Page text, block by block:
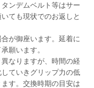
ンデムベルト等はサー
ても現状でのお返しと
が御座います。延着に
願います。
なりますが、時間の経
ていきグリップ力の低
す。交換時期の目安は